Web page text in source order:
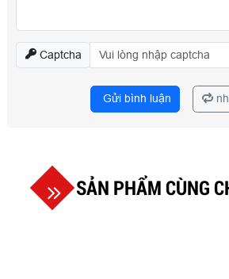
Captcha
Gửi bình luận
SẢN PHẨM CÙNG